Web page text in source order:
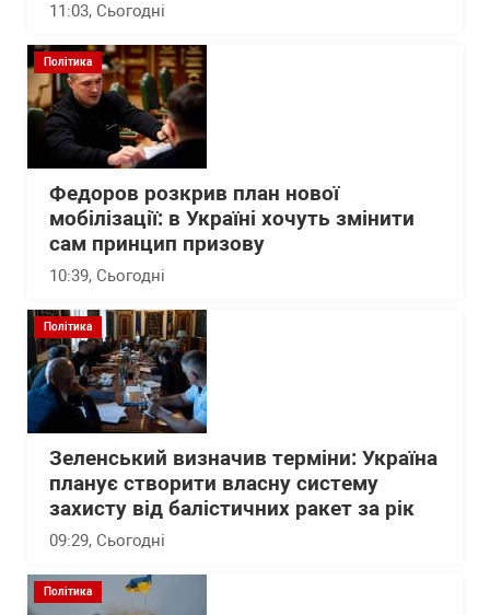
11:03, Сьогодні
Політика
Федоров розкрив план нової
мобілізації: в Україні хочуть змінити
сам принцип призову
10:39, Сьогодні
Політика
Зеленський визначив терміни: Україна
планує створити власну систему
захисту від балістичних ракет за рік
09:29, Сьогодні
Політика